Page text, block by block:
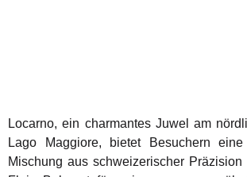
Locarno, ein charmantes Juwel am
Lago Maggiore, bietet Besuchern eine
Mischung aus schweizerischer